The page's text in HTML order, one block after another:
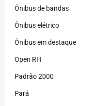
Ônibus de bandas
Ônibus elétrico
Ônibus em destaque
Open RH
Padrão 2000
Pará